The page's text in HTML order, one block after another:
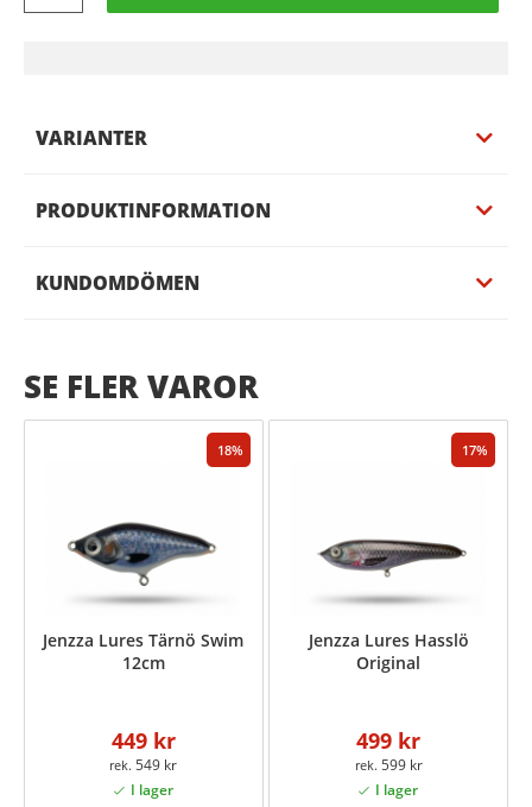
VARIANTER
PRODUKTINFORMATION
KUNDOMDÖMEN
SE FLER VAROR
18
Jenzza Lures Tärnö Swim
12cm
449 kr
549 kr
17
Jenzza Lures Hasslö
Original
499 kr
599 kr